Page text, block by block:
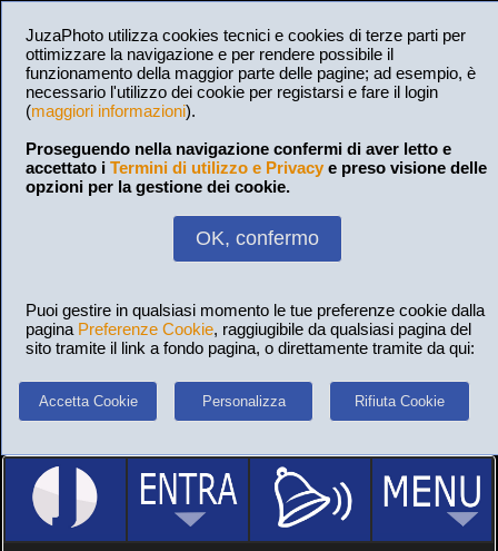
JuzaPhoto utilizza cookies tecnici e cookies di terze parti per
ottimizzare la navigazione e per rendere possibile il
funzionamento della maggior parte delle pagine; ad esempio, è
necessario l'utilizzo dei cookie per registarsi e fare il login
(maggiori informazioni).
Proseguendo nella navigazione confermi di aver letto e
accettato i Termini di utilizzo e Privacy e preso visione delle
opzioni per la gestione dei cookie.
OK, confermo
Puoi gestire in qualsiasi momento le tue preferenze cookie dalla
pagina Preferenze Cookie, raggiugibile da qualsiasi pagina del
sito tramite il link a fondo pagina, o direttamente tramite da qui:
Accetta Cookie Personalizza Rifiuta Cookie